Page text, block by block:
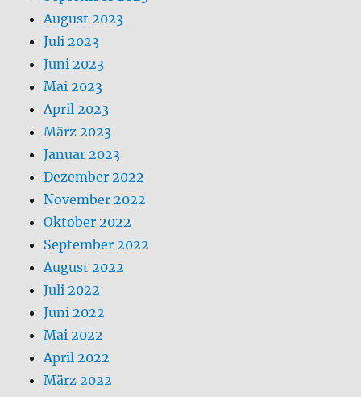
August 2023
Juli 2023
Juni 2023
Mai 2023
April 2023
März 2023
Januar 2023
Dezember 2022
November 2022
Oktober 2022
September 2022
August 2022
Juli 2022
Juni 2022
Mai 2022
April 2022
März 2022